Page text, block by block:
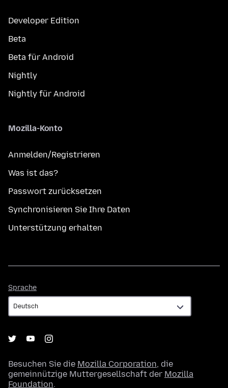
Developer Edition
Beta
Beta für Android
Nightly
Nightly für Android
Mozilla-Konto
Anmelden/Registrieren
Was ist das?
Passwort zurücksetzen
Synchronisieren Sie Ihre Daten
Unterstützung erhalten
Sprache
Besuchen Sie die Mozilla Corporation, die
gemeinnützige Muttergesellschaft der Mozilla
Foundation.